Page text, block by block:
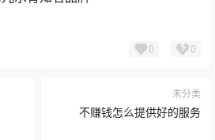
0 0
未分类
不赚钱怎么提供好的服务